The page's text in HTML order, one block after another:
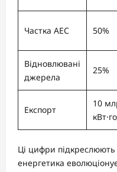
Частка АЕС 50%
Відновлювані
джерела
25%
Експорт
10
Ці цифри
енергетика